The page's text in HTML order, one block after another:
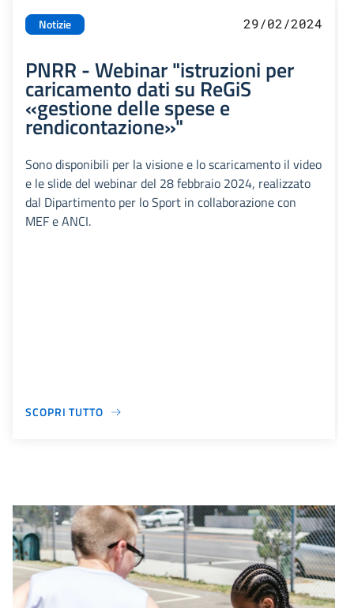
Notizie 29/02/2024
PNRR - Webinar "istruzioni per
caricamento dati su ReGiS
«gestione delle spese e
rendicontazione»"
Sono disponibili per la visione e lo scaricamento il video
e le slide del webinar del 28 febbraio 2024, realizzato
dal Dipartimento per lo Sport in collaborazione con
MEF e ANCI.
SCOPRI TUTTO